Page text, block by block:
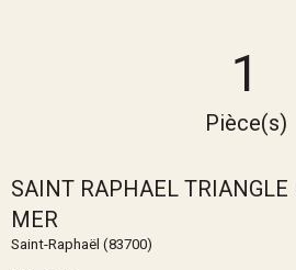
1
Pièce(s)
SAINT RAPHAEL TRIANGLE
MER
Saint-Raphaël (83700)